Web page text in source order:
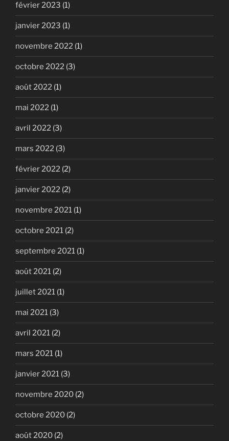
février 2023 (1)
janvier 2023 (1)
novembre 2022 (1)
octobre 2022 (3)
août 2022 (1)
mai 2022 (1)
avril 2022 (3)
mars 2022 (3)
février 2022 (2)
janvier 2022 (2)
novembre 2021 (1)
octobre 2021 (2)
septembre 2021 (1)
août 2021 (2)
juillet 2021 (1)
mai 2021 (3)
avril 2021 (2)
mars 2021 (1)
janvier 2021 (3)
novembre 2020 (2)
octobre 2020 (2)
août 2020 (2)